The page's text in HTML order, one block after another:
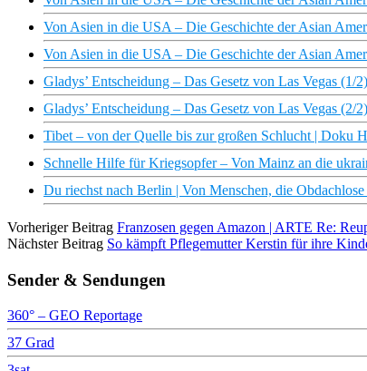
Von Asien in die USA – Die Geschichte der Asian
Von Asien in die USA – Die Geschichte der Asian
Gladys’ Entscheidung – Das Gesetz von Las Vegas
Gladys’ Entscheidung – Das Gesetz von Las Vegas
Tibet – von der Quelle bis zur großen Schlucht | Doku
Schnelle Hilfe für Kriegsopfer – Von Mainz an die
Du riechst nach Berlin | Von Menschen, die
Vorheriger Beitrag Franzosen gegen Amazon | ARTE Re:
Nächster Beitrag So kämpft Pflegemutter Kerstin für ihre
Sender & Sendungen
360° – GEO Reportage
37 Grad